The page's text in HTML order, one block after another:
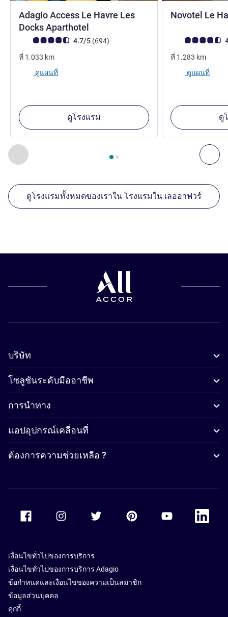
ก่อนหน้า - สถานประกอบการอื่นของเราที่อยู่ใกล้เคียง ถั
หน้า1 , สถานประกอบการอื่นของเราที่อยู่ใกล้เคียง 1 :,
Adagio Access Le Havre Les
Docks Aparthotel
คะแนนความคิดเห็นจากแขก (เรทติ้งบน ALL)
4.7/5 (694รีวิว รายการ
)
ที่ 1.033 km
ดูแผนที่
ดูโรงแรม
Novotel Le
คะแนนความคิดเ
ที่ 1.283 km
ดูแผนที่
ดู
ดูโรงแรมทั้งหมดของเราใน โรงแรมใน เลออาฟวร์
บริษัท
โซลูชันระดับมืออาชีพ
การนำทาง
แอปอุปกรณ์เคลื่อนที่
ต้องการความช่วยเหลือ ?
Accor Youtube
Accor
เงื่อนไขทั่วไปของการบริการ
เงื่อนไขทั่วไปของการบริการ Adagio
ข้อกำหนดและเงื่อนไขของความเป็นสมาชิก
ข้อมูลส่วนบุคคล
คุกกี้